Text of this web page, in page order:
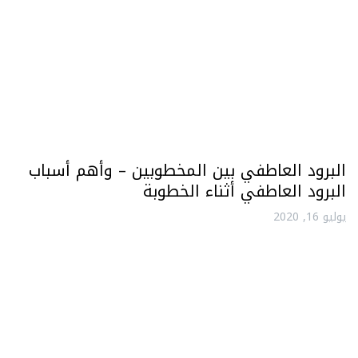
البرود العاطفي بين المخطوبين – وأهم أسباب
البرود العاطفي أثناء الخطوبة
يوليو 16, 2020